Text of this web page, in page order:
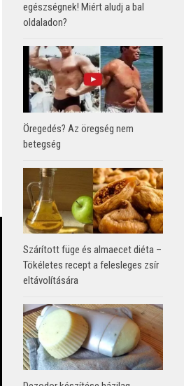
egészségnek! Miért aludj a bal
oldaladon?
Öregedés? Az öregség nem
betegség
Szárított füge és almaecet diéta –
Tökéletes recept a felesleges zsír
eltávolítására